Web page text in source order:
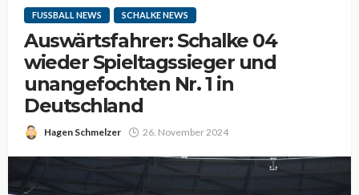
FUSSBALL NEWS SCHALKE NEWS
Auswärtsfahrer: Schalke 04
wieder Spieltagssieger und
unangefochten Nr. 1 in
Deutschland
Hagen Schmelzer 26. November 2024